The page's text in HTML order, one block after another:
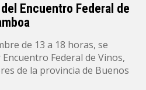
Encuentro Federal de
de 13 a 18 horas, se
Federal de Vinos,
de la provincia de Buenos